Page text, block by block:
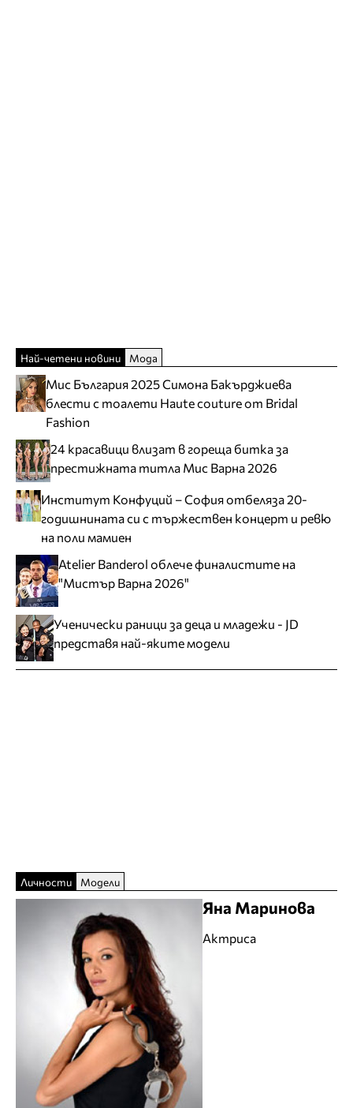
Най-четени новини Мода
Мис България 2025 Симона Бакърджиева
блести с тоалети Haute couture от Bridal
Fashion
24 красавици влизат в гореща битка за
престижната титла Мис Варна 2026
Институт Конфуций – София отбеляза 20-
годишнината си с тържествен концерт и ревю
на поли мамиен
Atelier Banderol облече финалистите на
"Мистър Варна 2026"
Ученически раници за деца и младежи - JD
представя най-яките модели
Личности Модели
Яна Маринова
Актриса